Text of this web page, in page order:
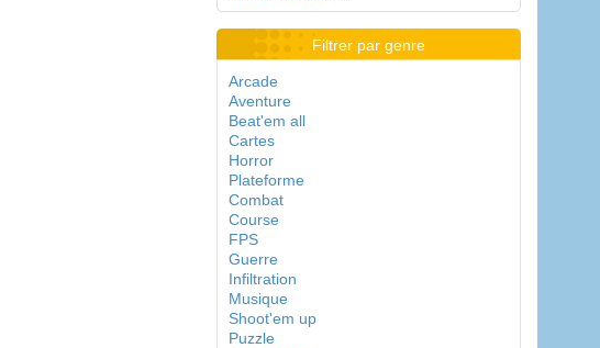
Filtrer par genre
Arcade
Aventure
Beat'em all
Cartes
Horror
Plateforme
Combat
Course
FPS
Guerre
Infiltration
Musique
Shoot'em up
Puzzle